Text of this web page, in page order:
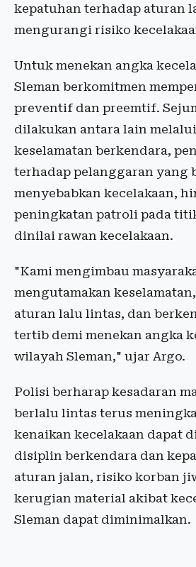
kepatuhan terhadap aturan
mengurangi risiko
Untuk menekan angka
Sleman berkomitmen
preventif dan preemtif.
dilakukan antara lain
keselamatan berkendara,
terhadap pelanggaran yang
menyebabkan kecelakaan,
peningkatan patroli pada
dinilai rawan kecelakaan.
"Kami mengimbau
mengutamakan
aturan lalu lintas, dan
tertib demi menekan angka
wilayah Sleman," ujar Argo.
Polisi berharap kesadaran
berlalu lintas terus
kenaikan kecelakaan dapat
disiplin berkendara dan
aturan jalan, risiko korban
kerugian material akibat
Sleman dapat diminimalkan.